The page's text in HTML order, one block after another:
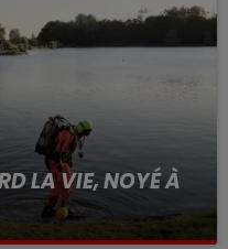
LA VIE, NOYÉ À